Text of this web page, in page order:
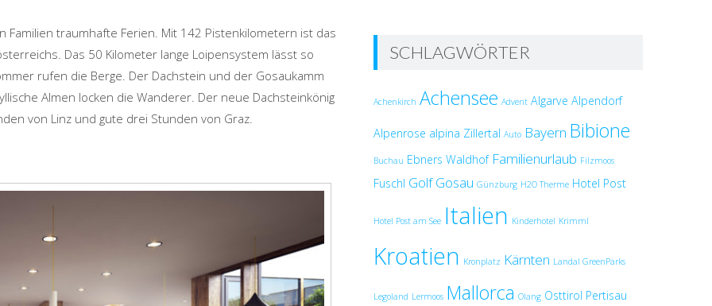
traumhafte Ferien. Mit 142 Pistenkilometern ist das
Das 50 Kilometer lange Loipensystem lässt so
rufen die Berge. Der Dachstein und der Gosaukamm
Almen locken die Wanderer. Der neue Dachsteinkönig
von Linz und gute drei Stunden von Graz.
SCHLAGWÖRTER
Achenkirch Achensee Advent Algarve Alpendorf
Alpenrose alpina Zillertal Auto Bayern Bibione
Buchau Ebners Waldhof Familienurlaub Filzmoos
Fuschl Golf Gosau Günzburg H2O Therme Hotel Post
Hotel Post am See Italien Kinderhotel Krimml
Kroatien Kronplatz Kärnten Landal GreenParks
Legoland Lermoos Mallorca Olang Osttirol Pertisau